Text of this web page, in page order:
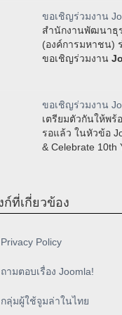
ขอเชิญร่วมงาน
สำนักงานพัฒนาธุ
(องค์การมหาชน)
ขอเชิญร่วมงาน
ขอเชิญร่วมงาน
เตรียมตัวกันให้พร้
รอแล้ว ในหัวข้อ
& Celebrate 10th
ก์ที่เกี่ยวข้อง
Privacy Policy
ถามตอบเรื่อง Joomla!
กลุ่มผู้ใช้จูมล่าในไทย